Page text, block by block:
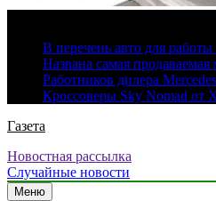
В перечень авто для
Названа самая
Работников дилера
Кроссоверы Sky Nomad от
Газета
Новостная рассылка
Случайные новости
Меню